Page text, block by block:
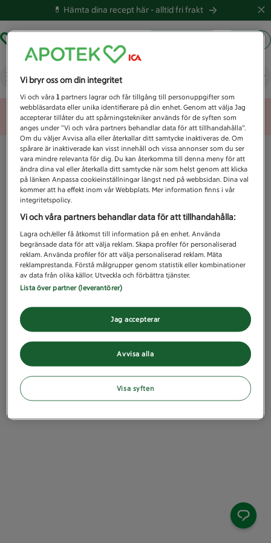
💊 Hämta dina recept här -alltid fri frakt
Vad letar du efter idag?
Unknown error
Vi bryr oss om din integritet
Vi och våra1 partners lagrar och får tillgång till personuppgifter som
webbläsardata eller unika identifierare på din enhet. Genom att välja Jag
accepterar tillåter du att spårningstekniker används för de syften som
anges under ”Vi och våra partners behandlar data för att tillhandahålla”.
Om du väljer Avvisa alla eller återkallar ditt samtycke inaktiveras de. Om
spårare är inaktiverade kan visst innehåll och vissa annonser som du ser
vara mindre relevanta för dig. Du kan återkomma till denna meny för att
ändra dina val eller återkalla ditt samtycke när som helst genom att klicka
på länken Anpassa cookieinställningar längst ned på webbsidan. Dina val
kommer att ha effekt inom vår Webbplats. Mer information finns i vår
integritetspolicy.
Vi och våra partners behandlar data för att tillhandahålla:
Lagra och/eller få åtkomst till information på en enhet. Använda
begränsade data för att välja reklam. Skapa profiler för personaliserad
reklam. Använda profiler för att välja personaliserad reklam. Mäta
reklamprestanda. Förstå målgrupper genom statistik eller kombinationer
av data från olika källor. Utveckla och förbättra tjänster.
Lista över partner (leverantörer)
Avvisa alla
Jag accepterar
Visa syften